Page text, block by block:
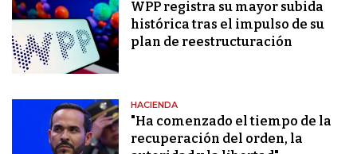
WPP registra su mayor subida
histórica tras el impulso de su
plan de reestructuración
HACIENDA
"Ha comenzado el tiempo de la
recuperación del orden, la